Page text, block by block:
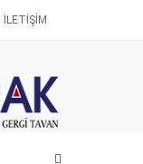
İLETIŞIM